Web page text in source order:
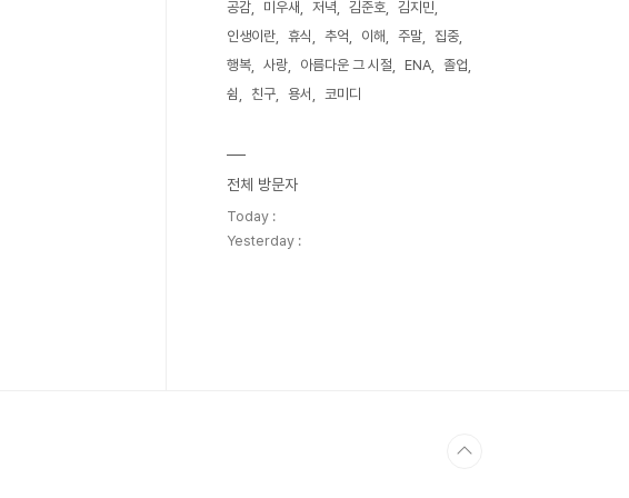
공감 미우새 저녁 김준호
김지민
인생이란
휴식 추억 이해 주말
집중
행복
사랑 아름다운 그 시절 ENA
졸업
쉼
친구 용서 코미디
전체 방문자
Today :
Yesterday :